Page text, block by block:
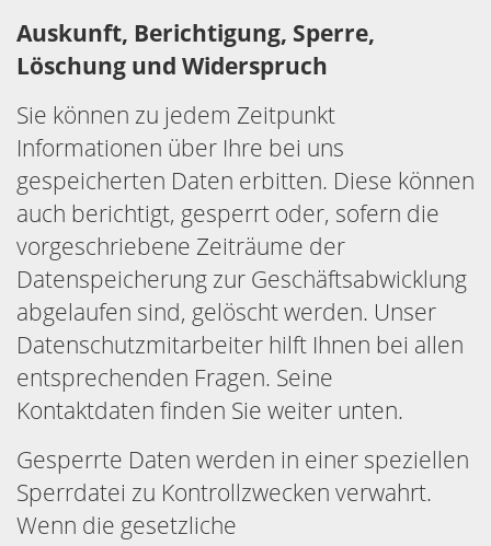
Auskunft, Berichtigung, Sperre,
Löschung und Widerspruch
Sie können zu jedem Zeitpunkt
Informationen über Ihre bei uns
gespeicherten Daten erbitten. Diese können
auch berichtigt, gesperrt oder, sofern die
vorgeschriebene Zeiträume der
Datenspeicherung zur Geschäftsabwicklung
abgelaufen sind, gelöscht werden. Unser
Datenschutzmitarbeiter hilft Ihnen bei allen
entsprechenden Fragen. Seine
Kontaktdaten finden Sie weiter unten.
Gesperrte Daten werden in einer speziellen
Sperrdatei zu Kontrollzwecken verwahrt.
Wenn die gesetzliche